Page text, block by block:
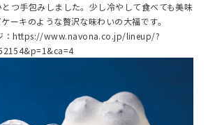
つ手包みしました。少し冷やして食べても美味
ーキのような贅沢な味わいの大福です。
：https://www.navona.co.jp/lineup/?